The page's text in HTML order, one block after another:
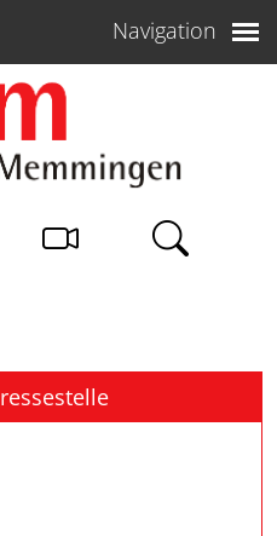
Navigation